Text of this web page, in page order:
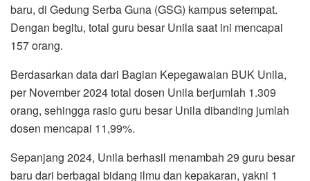
baru, di Gedung Serba Guna (GSG) kampus setempat.
Dengan begitu, total guru besar Unila saat ini mencapai
157 orang.
Berdasarkan data dari Bagian Kepegawaian BUK Unila,
per November 2024 total dosen Unila berjumlah 1.309
orang, sehingga rasio guru besar Unila dibanding jumlah
dosen mencapai 11,99%.
Sepanjang 2024, Unila berhasil menambah 29 guru besar
baru dari berbagai bidang ilmu dan kepakaran, yakni 1